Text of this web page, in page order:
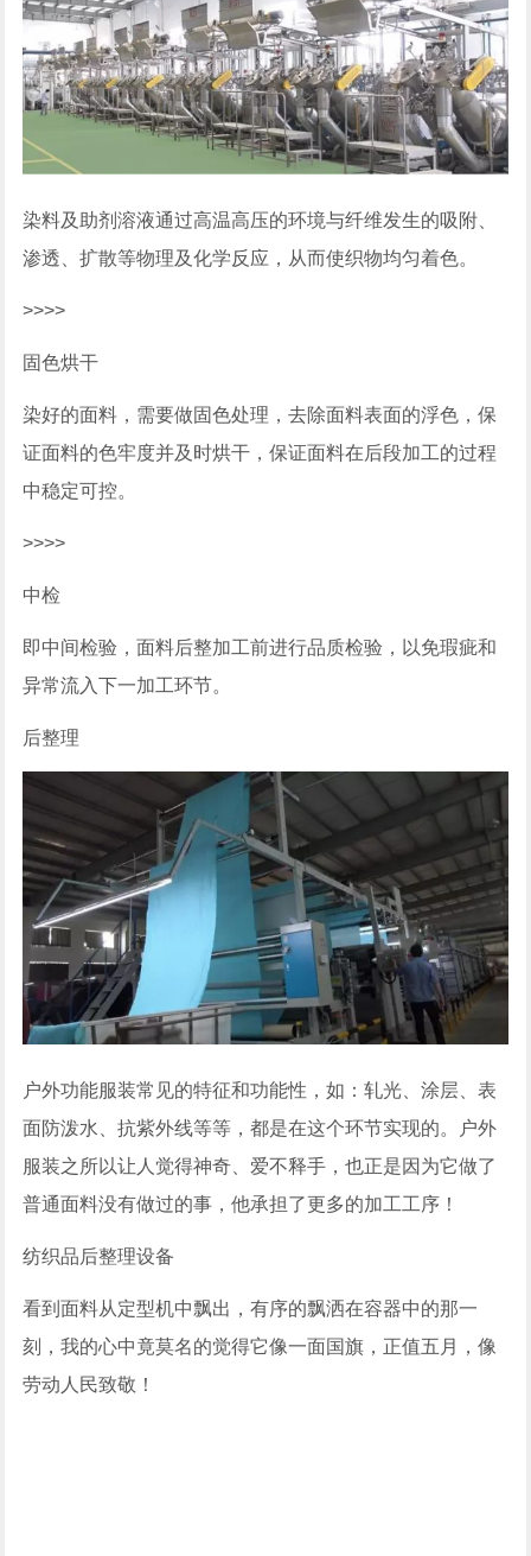
染料及助剂溶液通过高温高压的环境与纤维发生的吸附、
渗透、扩散等物理及化学反应，从而使织物均匀着色。
>>>>
固色烘干
染好的面料，需要做固色处理，去除面料表面的浮色，保
证面料的色牢度并及时烘干，保证面料在后段加工的过程
中稳定可控。
>>>>
中检
即中间检验，面料后整加工前进行品质检验，以免瑕疵和
异常流入下一加工环节。
后整理
户外功能服装常见的特征和功能性，如：轧光、涂层、表
面防泼水、抗紫外线等等，都是在这个环节实现的。户外
服装之所以让人觉得神奇、爱不释手，也正是因为它做了
普通面料没有做过的事，他承担了更多的加工工序！
纺织品后整理设备
看到面料从定型机中飘出，有序的飘洒在容器中的那一
刻，我的心中竟莫名的觉得它像一面国旗，正值五月，像
劳动人民致敬！